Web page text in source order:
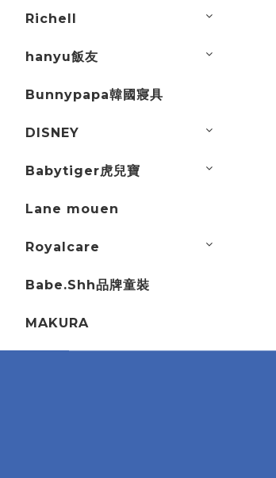
Richell
hanyu飯友
Bunnypapa韓國寢具
DISNEY
Babytiger虎兒寶
Lane mouen
Royalcare
Babe.Shh品牌童裝
MAKURA